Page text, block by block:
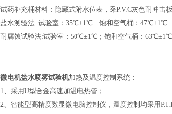
试药补充桶材料：隐藏式附水位表，采P.V.C灰色耐冲击板
盐水测验法: 试验室：35℃±1℃；饱和空气桶：47℃±1℃
耐腐蚀试验法:试验室：50℃±1℃；饱和空气桶：63℃±1℃
微电机盐水喷雾试验机加热及温度控制系统：
1、采用U型合金高速加温电热管；
2、智能型高精度数显微电脑控制仪，温度控制均采用